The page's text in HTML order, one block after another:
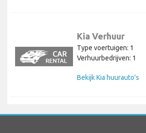
Kia Verhuur
Type voertuigen: 1
Verhuurbedrijven: 1
Bekijk Kia huurauto's